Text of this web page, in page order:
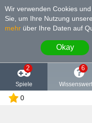
Wir verwenden Cookies
Sie, um Ihre Nutzung
mehr über Ihre Daten auf
Okay
2
Spiele
6
0